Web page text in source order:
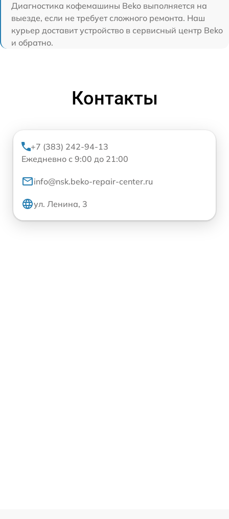
Диагностика кофемашины Beko выполняется на
выезде, если не требует сложного ремонта. Наш
курьер доставит устройство в сервисный центр Beko
и обратно.
Контакты
+7 (383) 242-94-13
Ежедневно с 9:00 до 21:00
info@nsk.beko-repair-center.ru
ул. Ленина, 3